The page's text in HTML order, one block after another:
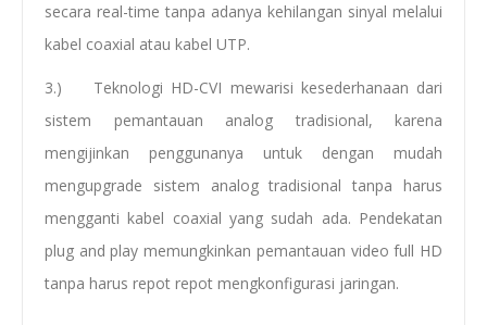
secara real-time tanpa adanya kehilangan sinyal melalui
kabel coaxial atau kabel UTP.
3.) Teknologi HD-CVI mewarisi kesederhanaan dari
sistem pemantauan analog tradisional, karena
mengijinkan penggunanya untuk dengan mudah
mengupgrade sistem analog tradisional tanpa harus
mengganti kabel coaxial yang sudah ada. Pendekatan
plug and play memungkinkan pemantauan video full HD
tanpa harus repot repot mengkonfigurasi jaringan.